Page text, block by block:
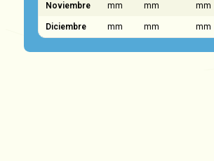
Noviembre mm mm mm
Diciembre mm mm mm